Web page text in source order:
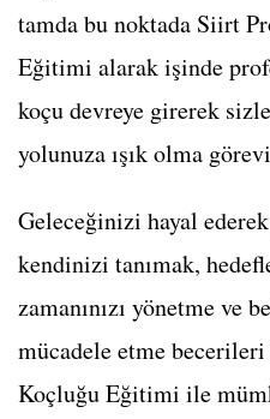
tamda bu noktada Siirt
Eğitimi alarak işinde
koçu devreye girerek
yolunuza ışık olma
Geleceğinizi hayal
kendinizi tanımak,
zamanınızı yönetme
mücadele etme
Koçluğu Eğitimi ile